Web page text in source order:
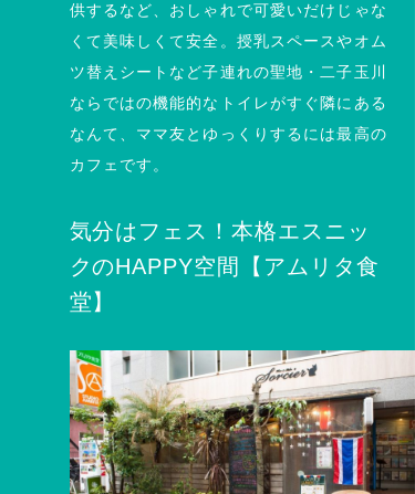
供するなど、おしゃれで可愛いだけじゃな
くて美味しくて安全。授乳スペースやオム
ツ替えシートなど子連れの聖地・二子玉川
ならではの機能的なトイレがすぐ隣にある
なんて、ママ友とゆっくりするには最高の
カフェです。
気分はフェス！本格エスニッ
クのHAPPY空間【アムリタ食
堂】